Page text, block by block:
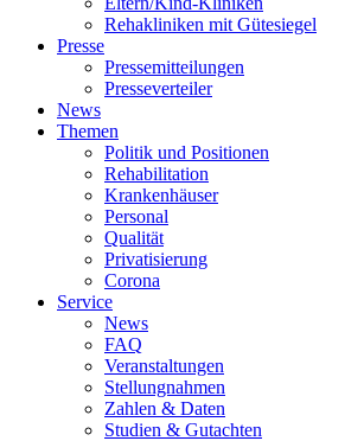
Rehakliniken mit Gütesiegel
Presse
Pressemitteilungen
Presseverteiler
News
Themen
Politik und Positionen
Rehabilitation
Krankenhäuser
Personal
Qualität
Privatisierung
Corona
Service
News
FAQ
Veranstaltungen
Stellungnahmen
Zahlen & Daten
Studien & Gutachten